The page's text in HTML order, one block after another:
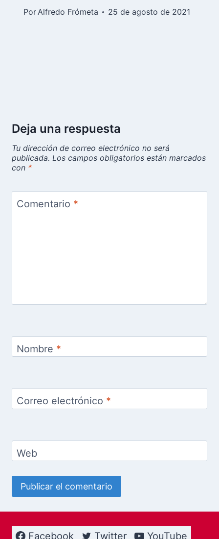
PorAlfredo Frómeta 25 de agosto de 2021
Deja una respuesta
Tu dirección de correo electrónico no será
publicada. Los campos obligatorios están marcados
con *
Comentario *
Nombre *
Correo electrónico *
Web
Facebook Twitter YouTube